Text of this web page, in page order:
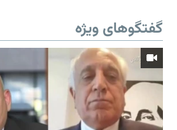
گفتگوهای ویژه